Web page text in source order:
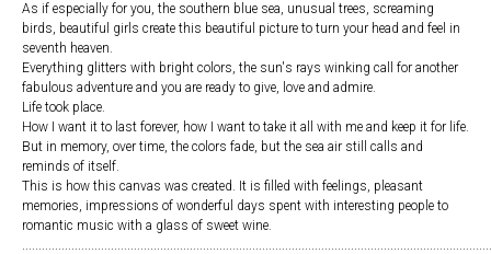
As if especially for you, the southern blue sea, unusual trees, screaming
birds, beautiful girls create this beautiful picture to turn your head and feel in
seventh heaven.
Everything glitters with bright colors, the sun's rays winking call for another
fabulous adventure and you are ready to give, love and admire.
Life took place.
How I want it to last forever, how I want to take it all with me and keep it for life.
But in memory, over time, the colors fade, but the sea air still calls and
reminds of itself.
This is how this canvas was created. It is filled with feelings, pleasant
memories, impressions of wonderful days spent with interesting people to
romantic music with a glass of sweet wine.